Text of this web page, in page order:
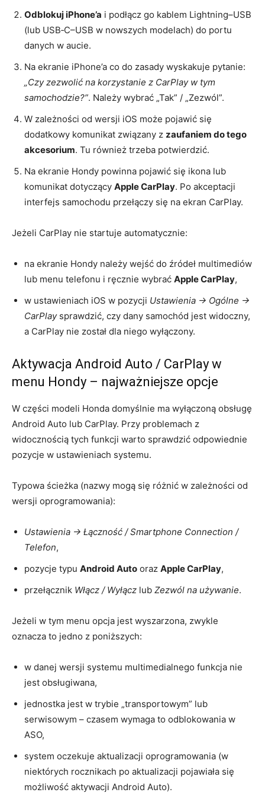
Odblokuj iPhone’a i podłącz go kablem Lightning–USB
(lub USB‑C–USB w nowszych modelach) do portu
danych w aucie.
Na ekranie iPhone’a co do zasady wyskakuje pytanie:
„Czy zezwolić na korzystanie z CarPlay w tym
samochodzie?”. Należy wybrać „Tak” / „Zezwól”.
W zależności od wersji iOS może pojawić się
dodatkowy komunikat związany z zaufaniem do tego
akcesorium. Tu również trzeba potwierdzić.
Na ekranie Hondy powinna pojawić się ikona lub
komunikat dotyczący Apple CarPlay. Po akceptacji
interfejs samochodu przełączy się na ekran CarPlay.
Jeżeli CarPlay nie startuje automatycznie:
na ekranie Hondy należy wejść do źródeł multimediów
lub menu telefonu i ręcznie wybrać Apple CarPlay,
w ustawieniach iOS w pozycji Ustawienia → Ogólne →
CarPlaysprawdzić, czy dany samochód jest widoczny,
a CarPlay nie został dla niego wyłączony.
Aktywacja Android Auto / CarPlay w
menu Hondy – najważniejsze opcje
W części modeli Honda domyślnie ma wyłączoną obsługę
Android Auto lub CarPlay. Przy problemach z
widocznością tych funkcji warto sprawdzić odpowiednie
pozycje w ustawieniach systemu.
Typowa ścieżka (nazwy mogą się różnić w zależności od
wersji oprogramowania):
Ustawienia → Łączność / Smartphone Connection /
Telefon,
pozycje typu Android Auto oraz Apple CarPlay,
przełącznik Włącz / Wyłącz lub Zezwól na używanie.
Jeżeli w tym menu opcja jest wyszarzona, zwykle
oznacza to jedno z poniższych:
w danej wersji systemu multimedialnego funkcja nie
jest obsługiwana,
jednostka jest w trybie „transportowym” lub
serwisowym – czasem wymaga to odblokowania w
ASO,
system oczekuje aktualizacji oprogramowania (w
niektórych rocznikach po aktualizacji pojawiała się
możliwość aktywacji Android Auto).